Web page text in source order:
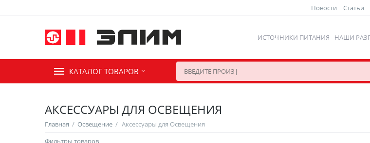
Новости Статьи
ИСТОЧНИКИ ПИТАНИЯ НАШИ
КАТАЛОГ ТОВАРОВ
АКСЕССУАРЫ ДЛЯ ОСВЕЩЕНИЯ
Главная / Освещение / Аксессуары для Освещения
Фильтры товаров